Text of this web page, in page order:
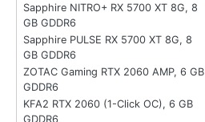
Sapphire NITRO+ RX 5700 XT 8G, 8
GB GDDR6
Sapphire PULSE RX 5700 XT 8G, 8
GB GDDR6
ZOTAC Gaming RTX 2060 AMP, 6 GB
GDDR6
KFA2 RTX 2060 (1-Click OC), 6 GB
GDDR6